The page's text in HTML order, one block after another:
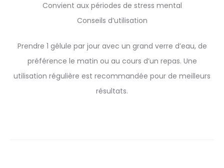
Convient aux périodes de stress mental
Conseils d’utilisation
Prendre 1 gélule par jour avec un grand verre d’eau, de
préférence le matin ou au cours d’un repas. Une
utilisation régulière est recommandée pour de meilleurs
résultats.